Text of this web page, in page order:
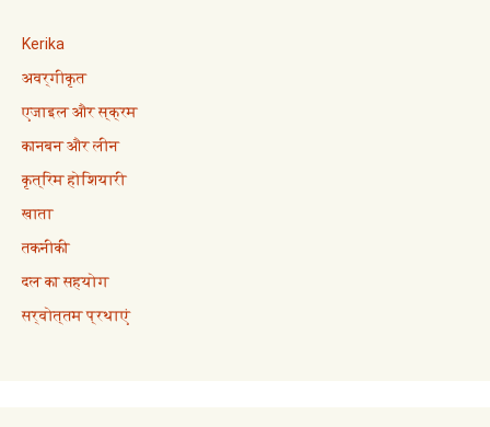
Kerika
अवर्गीकृत
एजाइल और स्क्रम
कानबन और लीन
कृत्रिम होशियारी
खाता
तकनीकी
दल का सहयोग
सर्वोत्तम प्रथाएं